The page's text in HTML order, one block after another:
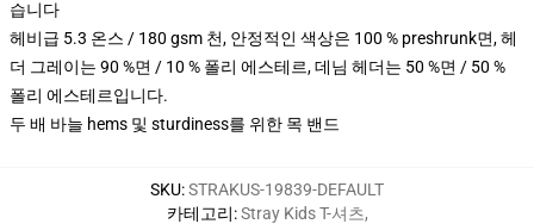
습니다
헤비급 5.3 온스 / 180 gsm 천, 안정적인 색상은 100 % preshrunk면, 헤
더 그레이는 90 %면 / 10 % 폴리 에스테르, 데님 헤더는 50 %면 / 50 %
폴리 에스테르입니다.
두 배 바늘 hems 및 sturdiness를 위한 목 밴드
SKU:STRAKUS-19839-DEFAULT
카테고리:Stray Kids T-셔츠,